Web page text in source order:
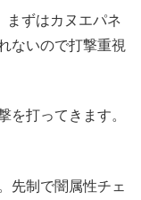
まずはカヌエパネ
ないので打撃重視
を打ってきます。
先制で闇属性チェ